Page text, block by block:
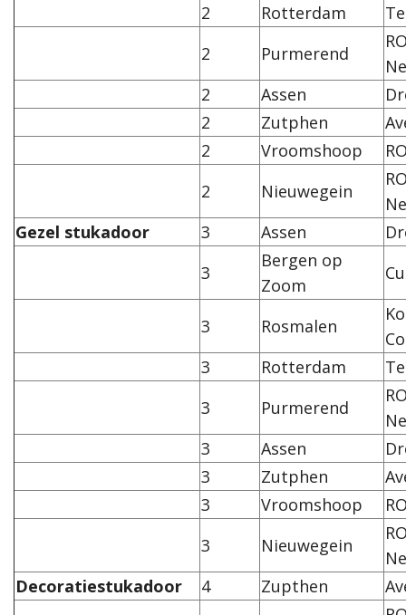
2
Rotterdam
2
Purmerend
2
Assen
2
Zutphen
2
Vroomshoop
2
Nieuwegein
Gezel stukadoor
3 Assen
3
Bergen op
Zoom
3 Rosmalen
3
Rotterdam
3
Purmerend
3
Assen
3
Zutphen
3
Vroomshoop
3
Nieuwegein
Decoratiestukadoor
4 Zupthen